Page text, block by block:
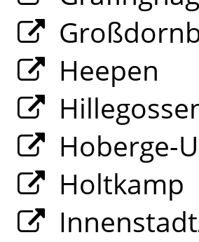
Heepen
Hoberge-
Holtkamp